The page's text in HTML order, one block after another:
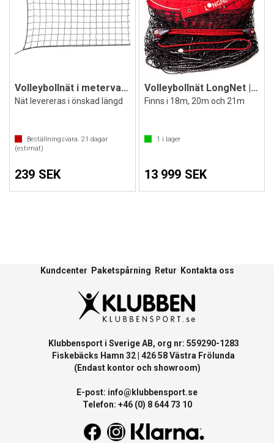
Volleybollnät i metervara
Nät levereras i önskad längd
Beställningsvara. 21 dagar
(estimat)
239 SEK
Volleybollnät LongNet | Långt nät
Finns i 18m, 20m och 21m
1 i lager
13 999 SEK
Kundcenter Paketspårning Retur Kontakta oss
Klubbensport i Sverige AB, org nr: 559290-1283
Fiskebäcks Hamn 32 | 426 58 Västra Frölunda
(Endast kontor och showroom)
E-post: info@klubbensport.se
Telefon: +46 (0) 8 644 73 10